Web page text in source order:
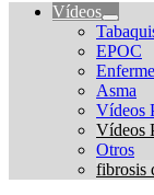
Vídeos
EPOC
Asma
Vídeos
Vídeos
Otros
fibrosis